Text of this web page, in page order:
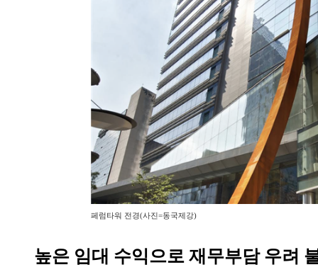
페럼타워 전경(사진=동국제강)
높은 임대 수익으로 재무부담 우려